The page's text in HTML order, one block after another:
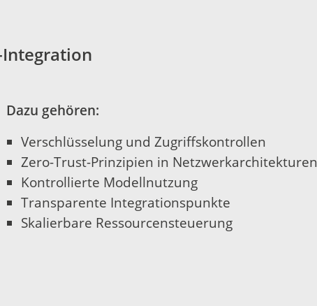
Dazu gehören:
Verschlüsselung und Zugriffskontrollen
Zero-Trust-Prinzipien in Netzwerkarchitekturen
Kontrollierte Modellnutzung
Transparente Integrationspunkte
Skalierbare Ressourcensteuerung